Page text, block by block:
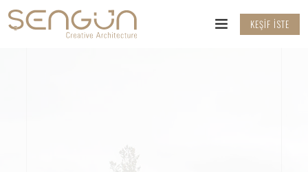
KEŞIF İSTE